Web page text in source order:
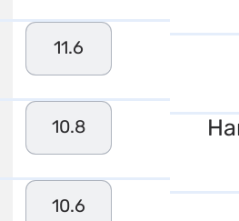
11.6
10.8
10.6